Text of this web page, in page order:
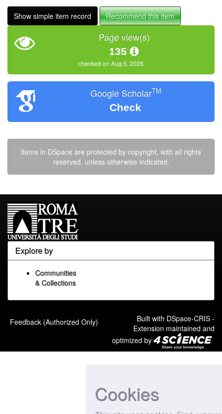
Cookies
Show simple item record Recommend this item
Page view(s)
135
checked on Aug 5, 2026
Google ScholarTM
Check
Items in DSpace are protected by copyright, with all rights
reserved, unless otherwise indicated.
Explore by
Communities
& Collections
Feedback (Authorized Only) Built with DSpace-CRIS -
Extension maintained and
optimized by